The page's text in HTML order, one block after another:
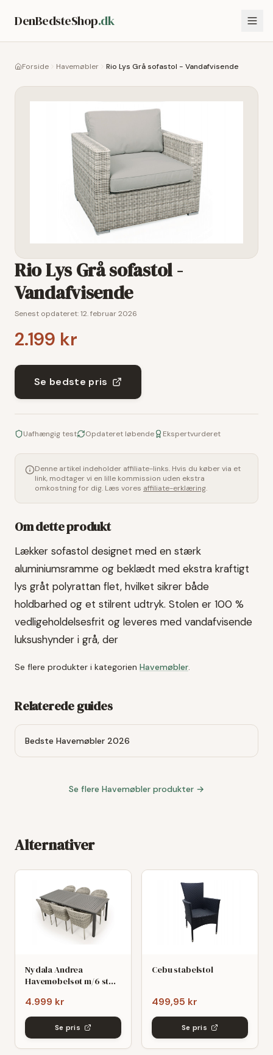
DenBedsteShop.dk
Forside Havemøbler Rio Lys Grå sofastol - Vandafvisende
Rio Lys Grå sofastol -
Vandafvisende
Senest opdateret:12. februar 2026
2.199 kr
Se bedste pris
Uafhængig test Opdateret løbende Ekspertvurderet
Denne artikel indeholder affiliate-links. Hvis du køber via et
link, modtager vi en lille kommission uden ekstra
omkostning for dig. Læs vores affiliate-erklæring.
Om dette produkt
Lækker sofastol designet med en stærk
aluminiumsramme og beklædt med ekstra kraftigt
lys gråt polyrattan flet, hvilket sikrer både
holdbarhed og et stilrent udtryk. Stolen er 100 %
vedligeholdelsesfrit og leveres med vandafvisende
luksushynder i grå, der
Se flere produkter i kategorien Havemøbler.
Relaterede guides
Bedste Havemøbler 2026
Se flere Havemøbler produkter →
Alternativer
Nydala Andrea
Havemøbelsøt m/6 stole
grø
4.999 kr
Se pris
Cebu stabelstol
499,95 kr
Se pris